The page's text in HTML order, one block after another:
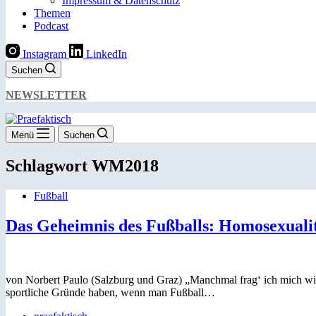
Themen
Podcast
Instagram LinkedIn
Suchen
NEWSLETTER
Menü Suchen
Schlagwort WM2018
Fußball
Das Geheimnis des Fußballs:
von Norbert Paulo (Salzburg und Graz) „Manchmal frag‘ ich mich
sportliche Gründe haben, wenn man Fußball…